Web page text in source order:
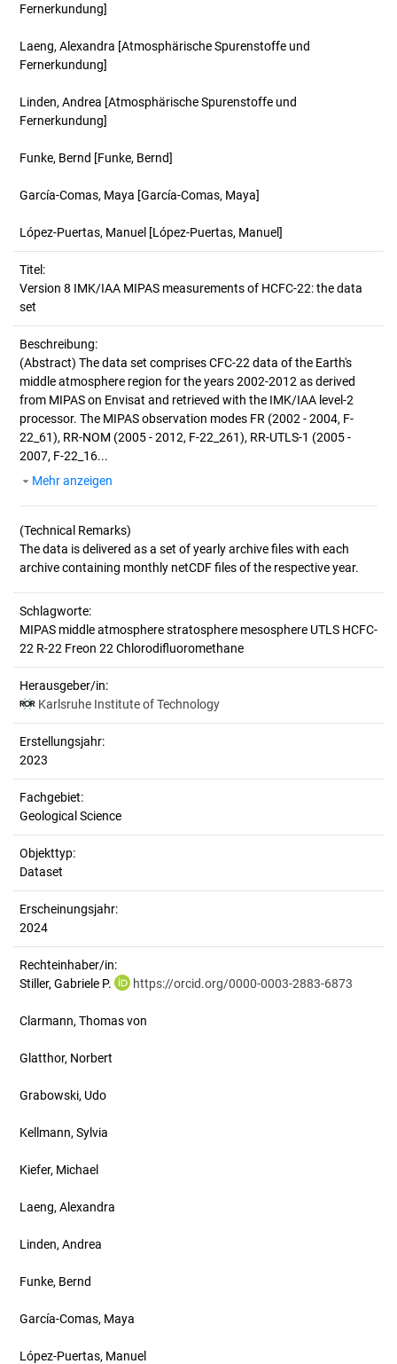
Fernerkundung]
Laeng, Alexandra [Atmosphärische Spurenstoffe und
Fernerkundung]
Linden, Andrea [Atmosphärische Spurenstoffe und
Fernerkundung]
Funke, Bernd [Funke, Bernd]
García-Comas, Maya [García-Comas, Maya]
López-Puertas, Manuel [López-Puertas, Manuel]
Titel:
Version 8 IMK/IAA MIPAS measurements of HCFC-22: the data
set
Beschreibung:
(Abstract) The data set comprises CFC-22 data of the Earth's
middle atmosphere region for the years 2002-2012 as derived
from MIPAS on Envisat and retrieved with the IMK/IAA level-2
processor. The MIPAS observation modes FR (2002 - 2004, F-
22_61), RR-NOM (2005 - 2012, F-22_261), RR-UTLS-1 (2005 -
2007, F-22_16...
Mehr anzeigen
(Technical Remarks)
The data is delivered as a set of yearly archive files with each
Schlagworte:
MIPAS middle atmosphere stratosphere mesosphere UTLS HCFC-
22 R-22 Freon 22 Chlorodifluoromethane
Herausgeber/in:
Karlsruhe Institute of Technology
Erstellungsjahr:
2023
Fachgebiet:
Geological Science
Objekttyp:
Dataset
Erscheinungsjahr:
2024
Rechteinhaber/in:
Stiller, Gabriele P.
https://orcid.org/0000-0003-2883-6873
Clarmann, Thomas von
Glatthor, Norbert
Grabowski, Udo
Kellmann, Sylvia
Kiefer, Michael
Laeng, Alexandra
Linden, Andrea
Funke, Bernd
García-Comas, Maya
López-Puertas, Manuel